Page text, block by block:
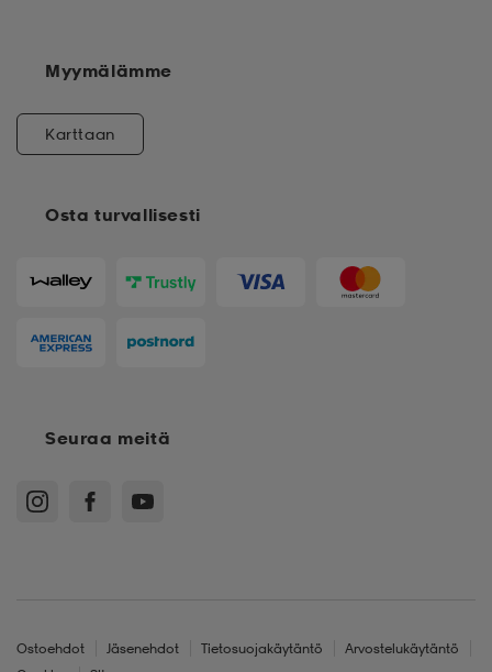
Osta turvallisesti
Myymälämme
Karttaan
Seuraa meitä
Ostoehdot Jäsenehdot Tietosuojakäytäntö
Arvostelukäytäntö